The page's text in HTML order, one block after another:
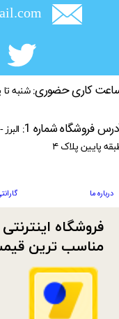
فروشگاه
مناسب ترین
کاری حضوری: شنبه تا پنج
درباره ما
فروشگاه شماره 1:
پایین پلاک ۴